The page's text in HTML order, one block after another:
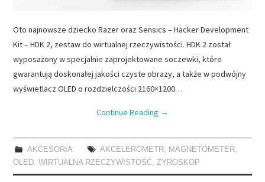
Oto najnowsze dziecko Razer oraz Sensics – Hacker Development
Kit – HDK 2, zestaw do wirtualnej rzeczywistości. HDK 2 został
wyposażony w specjalnie zaprojektowane soczewki, które
gwarantują doskonałej jakości czyste obrazy, a także w podwójny
wyświetlacz OLED o rozdzielczości 2160×1200…
Continue Reading →
AKCESORIA AKCELEROMETR, MAGNETOMETER,
OLED,WIRTUALNA RZECZYWISTOŚĆ,ŻYROSKOP